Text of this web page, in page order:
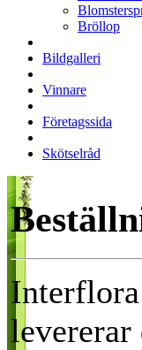
Bröllop
Bildgalleri
Vinnare
Företagssida
Skötselråd